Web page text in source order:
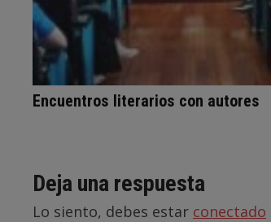
Encuentros literarios con autores
Deja una respuesta
Lo siento, debes estar conectado